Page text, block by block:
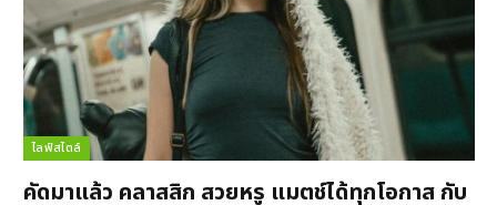
ไลฟ์สไตล์
คัดมาแล้ว คลาสสิก สวยหรู แมตช์ได้ทุกโอกาส กับ